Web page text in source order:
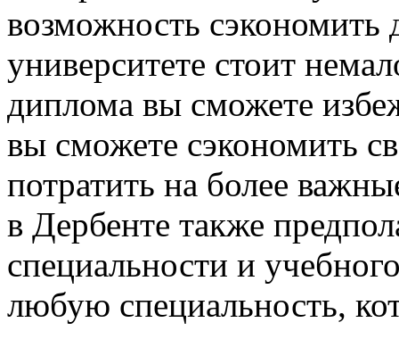
возможность сэкономить
университете стоит
диплома вы сможете
вы сможете сэкономить
потратить на более
в Дербенте также
специальности и
любую специальность,